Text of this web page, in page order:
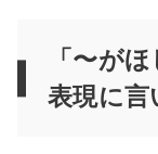
「〜が
表現に言